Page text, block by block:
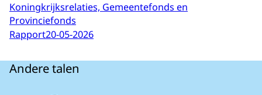
Koningkrijksrelaties, Gemeentefonds en
Provinciefonds
Rapport20-05-2026
Andere talen